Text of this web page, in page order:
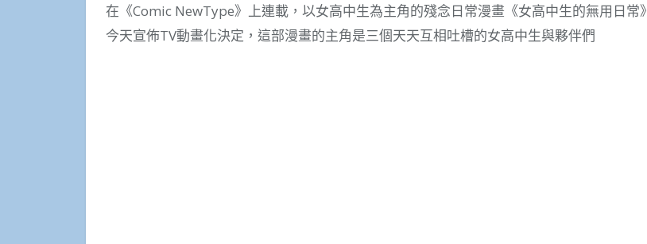
在《Comic NewType》上連載，以女高中生為主角的殘念日常漫畫《女高中生的無用日常》
今天宣佈TV動畫化決定，這部漫畫的主角是三個天天互相吐槽的女高中生與夥伴們